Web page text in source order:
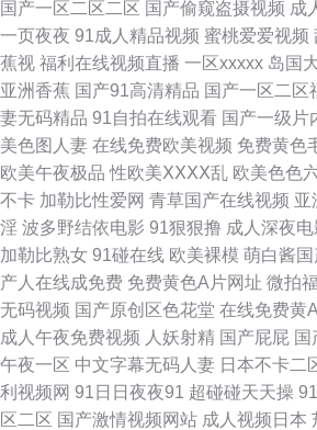
电影 亚洲色天堂在线播放 日本性愛在綫一本道 日
日韩 日韩一区精品 91成人观看 91网站入口官方
丝色在线 91精品专区 91白丝在线观看 91超碰干
官网男人AV 日韩色影影院 欧美国产亚洲成人 老
黑料国产第一页吃 国产精品免费自拍 国产热婷婷
导航 国产高潮国产高潮久久 狼友亚洲福利 黄色废
区 97亚洲澡逼直接 91在线观看视频 91免费福利
91工厂露脸熟女 欧美综合色 论坛91视频在线 激
国产一区二区二区 国产偷窥盗摄视频 成
一页夜夜 91成人精品视频 蜜桃爱爱视频
蕉视 福利在线视频直播 一区xxxxx 岛国
亚洲香蕉 国产91高清精品 国产一区二区
妻无码精品 91自拍在线观看 国产一级片
美色图人妻 在线免费欧美视频 免费黄色
欧美午夜极品 性欧美ⅩⅩⅩⅩ乱 欧美色色
不卡 加勒比性爱网 青草国产在线视频 亚
淫 波多野结依电影 91狠狠撸 成人深夜电
加勒比熟女 91碰在线 欧美裸模 萌白酱
产人在线成免费 免费黄色A片网址 微拍
无码视频 国产原创区色花堂 在线免费黄
成人午夜免费视频 人妖射精 国产屁屁 国
午夜一区 中文字幕无码人妻 日本不卡二
利视频网 91日日夜夜91 超碰碰天天操
区二区 国产激情视频网站 成人视频日本